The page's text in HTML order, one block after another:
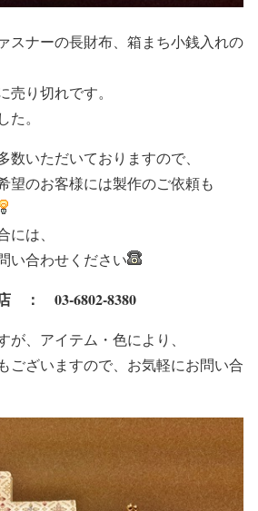
スナーの長財布、箱まち小銭入れの
売り切れです。
。
数いただいておりますので、
望のお客様には製作のご依頼も
には、
い合わせください
： 03-6802-8380
が、アイテム・色により、
ございますので、お気軽にお問い合